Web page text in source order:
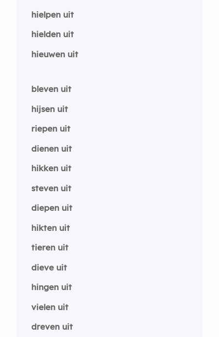
hielpen uit
hielden uit
hieuwen uit
bleven uit
hijsen uit
riepen uit
dienen uit
hikken uit
steven uit
diepen uit
hikten uit
tieren uit
dieve uit
hingen uit
vielen uit
dreven uit